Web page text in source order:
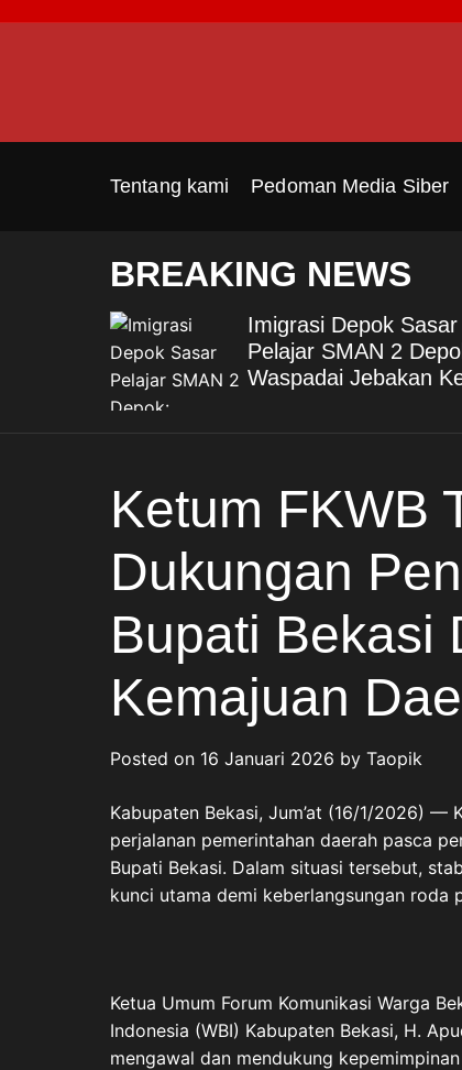
Tentang kami Pedoman Media Siber
BREAKING NEWS
Imigrasi Depok Sasar
Pelajar SMAN 2
Waspadai Jebakan
Ketum FKWB
Dukungan
Bupati Bekasi
Kemajuan
Posted on 16 Januari 2026 by Taopik
Kabupaten Bekasi, Jum’at (16/1/2026) —
perjalanan pemerintahan daerah pasca
Bupati Bekasi. Dalam situasi tersebut,
kunci utama demi keberlangsungan roda
Ketua Umum Forum Komunikasi Warga
Indonesia (WBI) Kabupaten Bekasi, H.
mengawal dan mendukung